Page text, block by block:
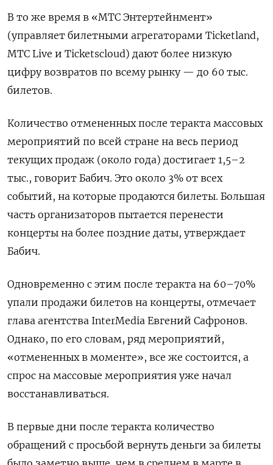
В то же время в «МТС Энтертейнмент»
(управляет билетными агрегаторами Ticketland,
МТС Live и Ticketscloud) дают более низкую
цифру возвратов по всему рынку — до 60 тыс.
билетов.
Количество отмененных после теракта массовых
мероприятий по всей стране на весь период
текущих продаж (около года) достигает 1,5–2
тыс., говорит Бабич. Это около 3% от всех
событий, на которые продаются билеты. Большая
часть организаторов пытается перенести
концерты на более поздние даты, утверждает
Бабич.
Одновременно с этим после теракта на 60–70%
упали продажи билетов на концерты, отмечает
глава агентства InterMedia Евгений Сафронов.
Однако, по его словам, ряд мероприятий,
«отмененных в моменте», все же состоится, а
спрос на массовые мероприятия уже начал
восстанавливаться.
В первые дни после теракта количество
обращений с просьбой вернуть деньги за билеты